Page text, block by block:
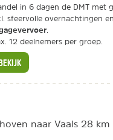
in 6 dagen de DMT met
sfeervolle overnachtingen en
12 deelnemers per groep.
naar Vaals 28 km